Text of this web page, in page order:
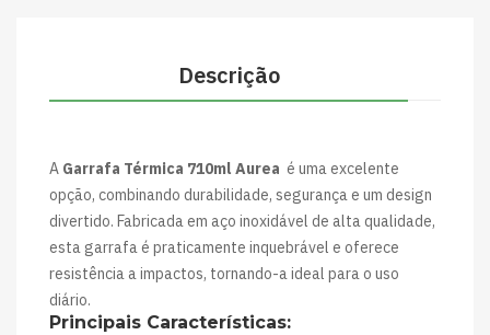
Descrição
A Garrafa Térmica 710ml Aurea é uma excelente
opção, combinando durabilidade, segurança e um design
divertido. Fabricada em aço inoxidável de alta qualidade,
esta garrafa é praticamente inquebrável e oferece
resistência a impactos, tornando-a ideal para o uso
diário.
Principais Características: